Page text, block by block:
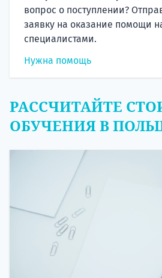
вопрос о поступлении?
заявку на оказание помощи
специалистами.
Нужна помощь
РАССЧИТАЙТЕ
ОБУЧЕНИЯ В